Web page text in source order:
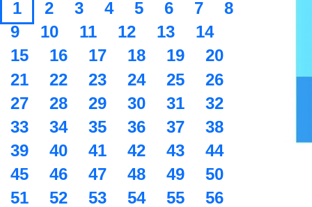
1 2 3 4 5 6 7
8
9
10 11 12 13
14
15
16 17 18 19
20
21
22 23 24 25
26
27
28 29 30 31
32
33
34 35 36 37
38
39
40 41 42 43
44
45
46 47 48 49
50
51
52 53 54 55
56